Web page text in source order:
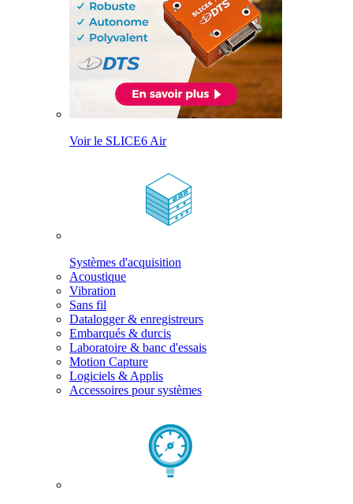
Voir le SLICE6 Air
Systèmes d'acquisition
Acoustique
Vibration
Sans fil
Datalogger & enregistreurs
Embarqués & durcis
Laboratoire & banc d'essais
Motion Capture
Logiciels & Applis
Accessoires pour systèmes